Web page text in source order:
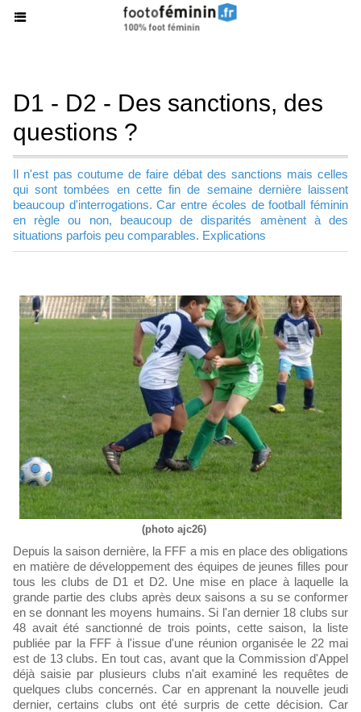
D1 - D2 - Des sanctions, des
questions ?
Il n'est pas coutume de faire débat des sanctions mais celles
qui sont tombées en cette fin de semaine dernière laissent
beaucoup d'interrogations. Car entre écoles de football féminin
en règle ou non, beaucoup de disparités amènent à des
situations parfois peu comparables. Explications
(photo ajc26)
Depuis la saison dernière, la FFF a mis en place des obligations
en matière de développement des équipes de jeunes filles pour
tous les clubs de D1 et D2. Une mise en place à laquelle la
grande partie des clubs après deux saisons a su se conformer
en se donnant les moyens humains. Si l'an dernier 18 clubs sur
48 avait été sanctionné de trois points, cette saison, la liste
publiée par la FFF à l'issue d'une réunion organisée le 22 mai
est de 13 clubs. En tout cas, avant que la Commission d'Appel
déjà saisie par plusieurs clubs n'ait examiné les requêtes de
quelques clubs concernés. Car en apprenant la nouvelle jeudi
dernier, certains clubs ont été surpris de cette décision. Car